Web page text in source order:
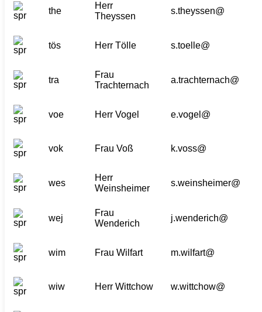
the
Herr
Theyssen
s.theyssen@
tös Herr Tölle s.toelle@
tra
Frau
Trachternach
a.trachternach@
voe Herr Vogel e.vogel@
vok Frau Voß k.voss@
wes
Herr
Weinsheimer
s.weinsheimer@
wej
Frau
Wenderich
j.wenderich@
wim Frau Wilfart m.wilfart@
wiw Herr Wittchow w.wittchow@